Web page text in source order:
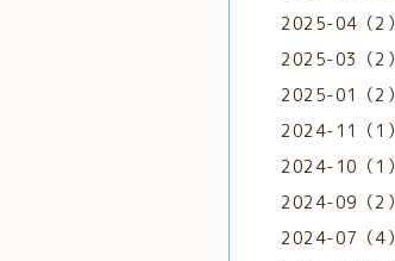
2025-04（2）
2025-03（2）
2025-01（2）
2024-11（1）
2024-10（1）
2024-09（2）
2024-07（4）